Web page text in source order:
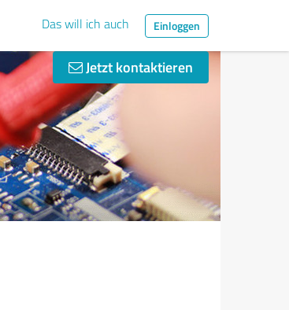
Das will ich auch Einloggen
Jetzt kontaktieren